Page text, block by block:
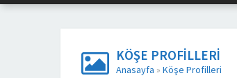
KÖŞE PROFILLERI
Anasayfa » Köşe Profilleri